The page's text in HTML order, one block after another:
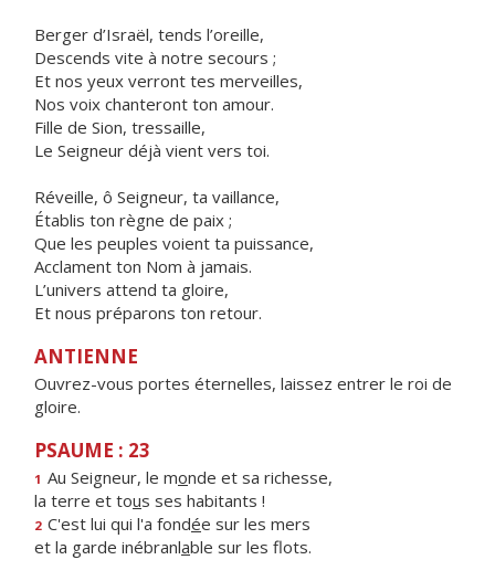
Berger d’Israël, tends l’oreille,
Descends vite à notre secours ;
Et nos yeux verront tes merveilles,
Nos voix chanteront ton amour.
Fille de Sion, tressaille,
Le Seigneur déjà vient vers toi.
Réveille, ô Seigneur, ta vaillance,
Établis ton règne de paix ;
Que les peuples voient ta puissance,
Acclament ton Nom à jamais.
L’univers attend ta gloire,
Et nous préparons ton retour.
ANTIENNE
Ouvrez-vous portes éternelles, laissez entrer le roi de
gloire.
PSAUME : 23
1 Au Seigneur, le monde et sa richesse,
la terre et tous ses habitants !
2 C'est lui qui l'a fondée sur les mers
et la garde inébranlable sur les flots.